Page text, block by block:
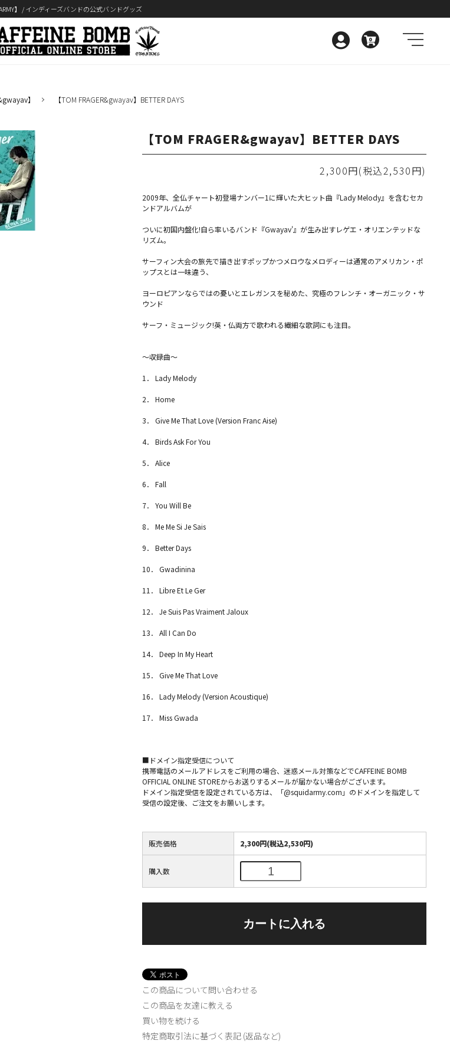
】 / インディーズバンドの公式バンドグッズ
0
】 【TOM FRAGER&gwayav】BETTER DAYS
【TOM FRAGER&gwayav】BETTER DAYS
2,300円(税込2,530円)
2009年、全仏チャート初登場ナンバー1に輝いた大ヒット曲『Lady Melody』を含むセカ
ンドアルバムが
ついに初国内盤化!自ら率いるバンド『Gwayav'』が生み出すレゲエ・オリエンテッドな
リズム。
サーフィン大会の旅先で描き出すポップかつメロウなメロディーは通常のアメリカン・ポ
ップスとは一味違う、
ヨーロピアンならではの憂いとエレガンスを秘めた、究極のフレンチ・オーガニック・サ
ウンド
サーフ・ミュージック!英・仏両方で歌われる繊細な歌詞にも注目。
～収録曲～
1． Lady Melody
2． Home
3． Give Me That Love (Version Franc Aise)
4． Birds Ask For You
5． Alice
6． Fall
7． You Will Be
8． Me Me Si Je Sais
9． Better Days
10． Gwadinina
11． Libre Et Le Ger
12． Je Suis Pas Vraiment Jaloux
13． All I Can Do
14． Deep In My Heart
15． Give Me That Love
16． Lady Melody (Version Acoustique)
17． Miss Gwada
■ドメイン指定受信について
携帯電話のメールアドレスをご利用の場合、迷惑メール対策などでCAFFEINE BOMB
OFFICIAL ONLINE STOREからお送りするメールが届かない場合がございます。
ドメイン指定受信を設定されている方は、「@squidarmy.com」のドメインを指定して
受信の設定後、ご注文をお願いします。
販売価格 2,300円(税込2,530円)
購入数
この商品について問い合わせる
この商品を友達に教える
買い物を続ける
特定商取引法に基づく表記 (返品など)